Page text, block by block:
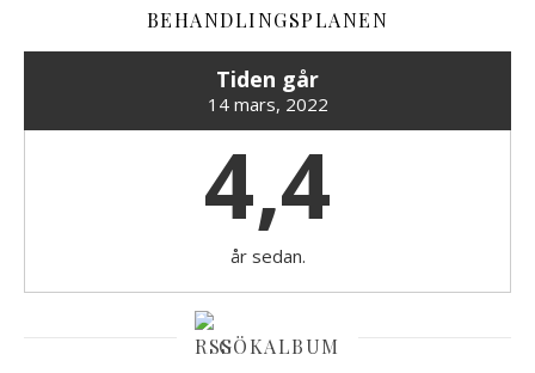
BEHANDLINGSPLANEN
Tiden går
14 mars, 2022
4,4
år sedan.
GÖKALBUM